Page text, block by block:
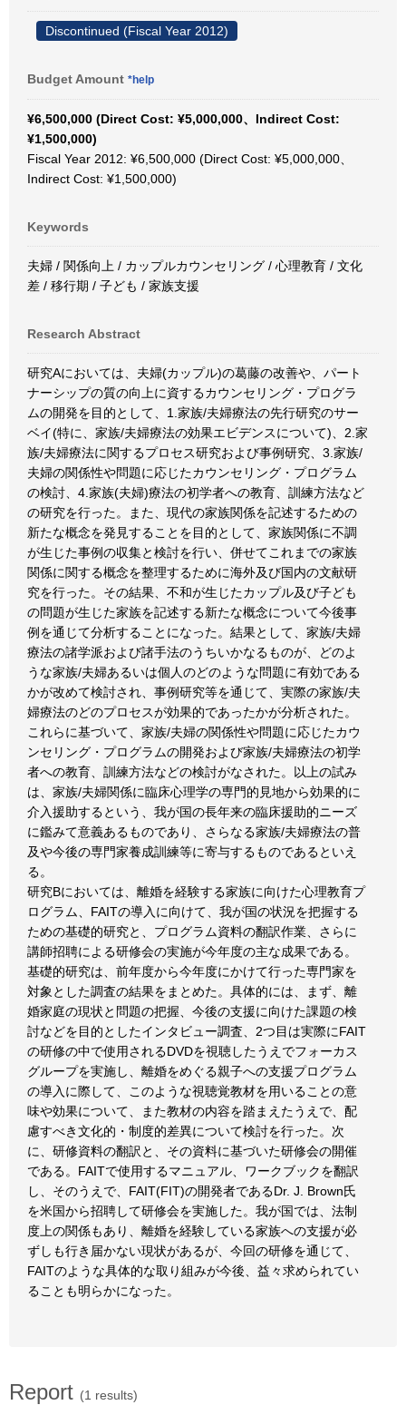
Discontinued (Fiscal Year 2012)
Budget Amount *help
¥6,500,000 (Direct Cost: ¥5,000,000、Indirect Cost:
¥1,500,000)
Fiscal Year 2012: ¥6,500,000 (Direct Cost: ¥5,000,000、
Indirect Cost: ¥1,500,000)
Keywords
夫婦 / 関係向上 / カップルカウンセリング / 心理教育 / 文化
差 / 移行期 / 子ども / 家族支援
Research Abstract
研究Aにおいては、夫婦(カップル)の葛藤の改善や、パート
ナーシップの質の向上に資するカウンセリング・プログラ
ムの開発を目的として、1.家族/夫婦療法の先行研究のサー
ベイ(特に、家族/夫婦療法の効果エビデンスについて)、2.家
族/夫婦療法に関するプロセス研究および事例研究、3.家族/
夫婦の関係性や問題に応じたカウンセリング・プログラム
の検討、4.家族(夫婦)療法の初学者への教育、訓練方法など
の研究を行った。また、現代の家族関係を記述するための
新たな概念を発見することを目的として、家族関係に不調
が生じた事例の収集と検討を行い、併せてこれまでの家族
関係に関する概念を整理するために海外及び国内の文献研
究を行った。その結果、不和が生じたカップル及び子ども
の問題が生じた家族を記述する新たな概念について今後事
例を通じて分析することになった。結果として、家族/夫婦
療法の諸学派および諸手法のうちいかなるものが、どのよ
うな家族/夫婦あるいは個人のどのような問題に有効である
かが改めて検討され、事例研究等を通じて、実際の家族/夫
婦療法のどのプロセスが効果的であったかが分析された。
これらに基づいて、家族/夫婦の関係性や問題に応じたカウ
ンセリング・プログラムの開発および家族/夫婦療法の初学
者への教育、訓練方法などの検討がなされた。以上の試み
は、家族/夫婦関係に臨床心理学の専門的見地から効果的に
介入援助するという、我が国の長年来の臨床援助的ニーズ
に鑑みて意義あるものであり、さらなる家族/夫婦療法の普
及や今後の専門家養成訓練等に寄与するものであるといえ
る。
研究Bにおいては、離婚を経験する家族に向けた心理教育プ
ログラム、FAITの導入に向けて、我が国の状況を把握する
ための基礎的研究と、プログラム資料の翻訳作業、さらに
講師招聘による研修会の実施が今年度の主な成果である。
基礎的研究は、前年度から今年度にかけて行った専門家を
対象とした調査の結果をまとめた。具体的には、まず、離
婚家庭の現状と問題の把握、今後の支援に向けた課題の検
討などを目的としたインタビュー調査、2つ目は実際にFAIT
の研修の中で使用されるDVDを視聴したうえでフォーカス
グループを実施し、離婚をめぐる親子への支援プログラム
の導入に際して、このような視聴覚教材を用いることの意
味や効果について、また教材の内容を踏まえたうえで、配
慮すべき文化的・制度的差異について検討を行った。次
に、研修資料の翻訳と、その資料に基づいた研修会の開催
である。FAITで使用するマニュアル、ワークブックを翻訳
し、そのうえで、FAIT(FIT)の開発者であるDr. J. Brown氏
を米国から招聘して研修会を実施した。我が国では、法制
度上の関係もあり、離婚を経験している家族への支援が必
ずしも行き届かない現状があるが、今回の研修を通じて、
FAITのような具体的な取り組みが今後、益々求められてい
ることも明らかになった。
Report (1 results)